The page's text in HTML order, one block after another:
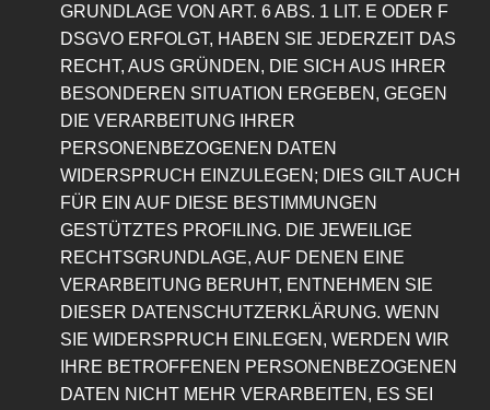
GRUNDLAGE VON ART. 6 ABS. 1 LIT. E ODER F
DSGVO ERFOLGT, HABEN SIE JEDERZEIT DAS
RECHT, AUS GRÜNDEN, DIE SICH AUS IHRER
BESONDEREN SITUATION ERGEBEN, GEGEN
DIE VERARBEITUNG IHRER
PERSONENBEZOGENEN DATEN
WIDERSPRUCH EINZULEGEN; DIES GILT AUCH
FÜR EIN AUF DIESE BESTIMMUNGEN
GESTÜTZTES PROFILING. DIE JEWEILIGE
RECHTSGRUNDLAGE, AUF DENEN EINE
VERARBEITUNG BERUHT, ENTNEHMEN SIE
DIESER DATENSCHUTZERKLÄRUNG. WENN
SIE WIDERSPRUCH EINLEGEN, WERDEN WIR
IHRE BETROFFENEN PERSONENBEZOGENEN
DATEN NICHT MEHR VERARBEITEN, ES SEI